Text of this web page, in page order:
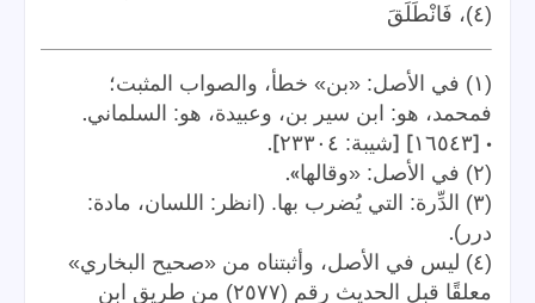
(٤)، فَانْطَلَقَ
(١) في الأصل: «بن» خطأ، والصواب المثبت؛
فمحمد، هو: ابن سير بن، وعبيدة، هو: السلماني.
• [١٦٥٤٣] [شيبة: ٢٣٣٠٤ ].
(٢) في الأصل: «وقالها ».
(٣) الدِّرة: التي يُضرب بها. (انظر: اللسان، مادة:
درر).
(٤) ليس في الأصل، وأثبتناه من «صحيح البخاري»
معلقًا قبل الحديث رقم (٢٥٧٧) من طريق ابن